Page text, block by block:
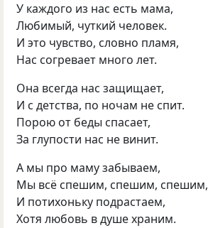
У каждого из нас есть мама,
Любимый, чуткий человек.
И это чувство, словно пламя,
Нас согревает много лет.
Она всегда нас защищает,
И с детства, по ночам не спит.
Порою от беды спасает,
За глупости нас не винит.
А мы про маму забываем,
Мы всё спешим, спешим, спешим,
И потихоньку подрастаем,
Хотя любовь в душе храним.